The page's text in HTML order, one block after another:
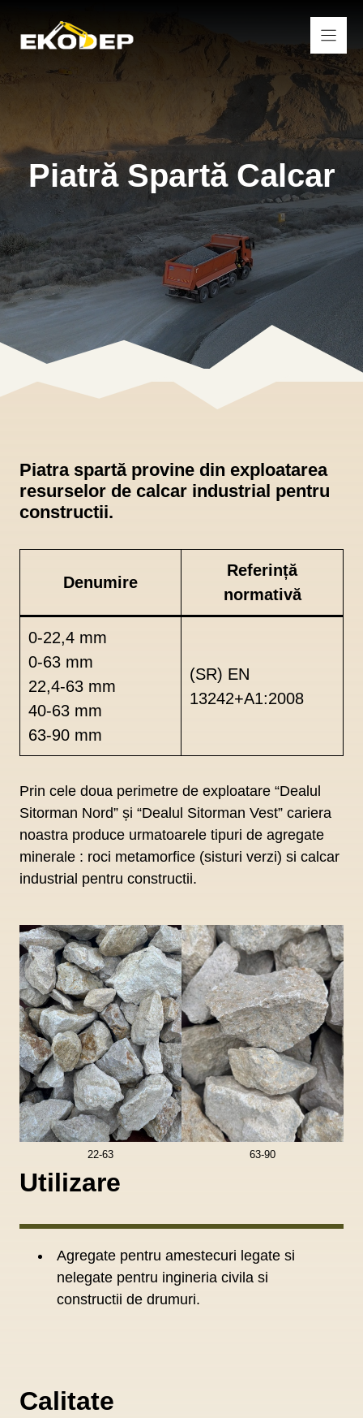
conținut
Piatră Spartă Calcar
Piatra spartă provine din exploatarea
resurselor de calcar industrial pentru
constructii.
Denumire
Referință
normativă
0-22,4 mm
0-63 mm
22,4-63 mm
40-63 mm
63-90 mm
(SR) EN
13242+A1:2008
Prin cele doua perimetre de exploatare “Dealul
Sitorman Nord” și “Dealul Sitorman Vest” cariera
noastra produce urmatoarele tipuri de agregate
minerale : roci metamorfice (sisturi verzi) si calcar
industrial pentru constructii.
22-63 63-90
Utilizare
Agregate pentru amestecuri legate si
nelegate pentru ingineria civila si
constructii de drumuri.
Calitate